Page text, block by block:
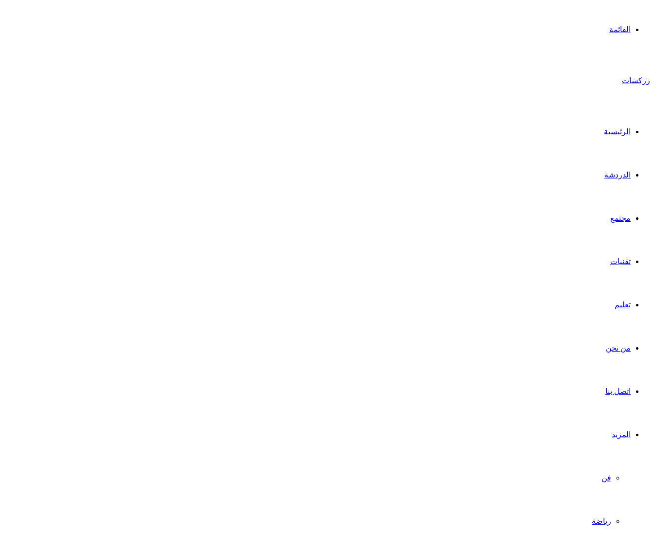
القائمة
زركشات
الرئيسية
الدردشة
مجتمع
تقنيات
تعليم
من نحن
اتصل بنا
المزيد
فن
رياضة